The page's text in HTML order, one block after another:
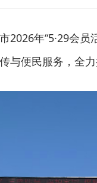
2026年“5·29会
与便民服务，全